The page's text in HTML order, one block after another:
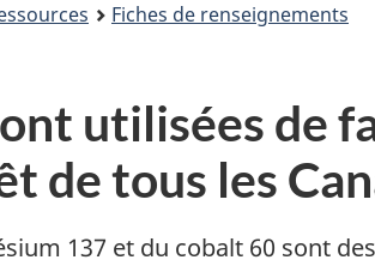
Fiches de renseignements
utilisées de
de tous les
137 et du cobalt 60 sont